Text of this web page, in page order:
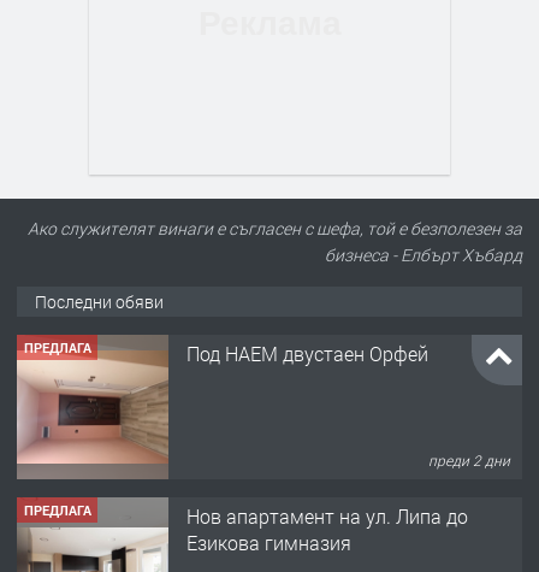
Ако служителят винаги е съгласен с шефа, той е безполезен за
бизнеса - Елбърт Хъбард
Последни обяви
ПРЕДЛАГА Под НАЕМ двустаен Орфей
преди 2 дни
ПРЕДЛАГА
Нов апартамент на ул. Липа до
Езикова гимназия